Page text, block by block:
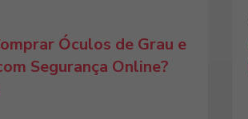
Óculos de Grau e
Segurança Online?